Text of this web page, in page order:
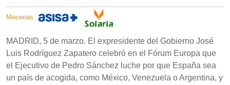
Mecenas
MADRID, 5 de marzo. El expresidente del Gobierno José
Luis Rodríguez Zapatero celebró en el Fórum Europa que
el Ejecutivo de Pedro Sánchez luche por que España sea
un país de acogida, como México, Venezuela o Argentina, y